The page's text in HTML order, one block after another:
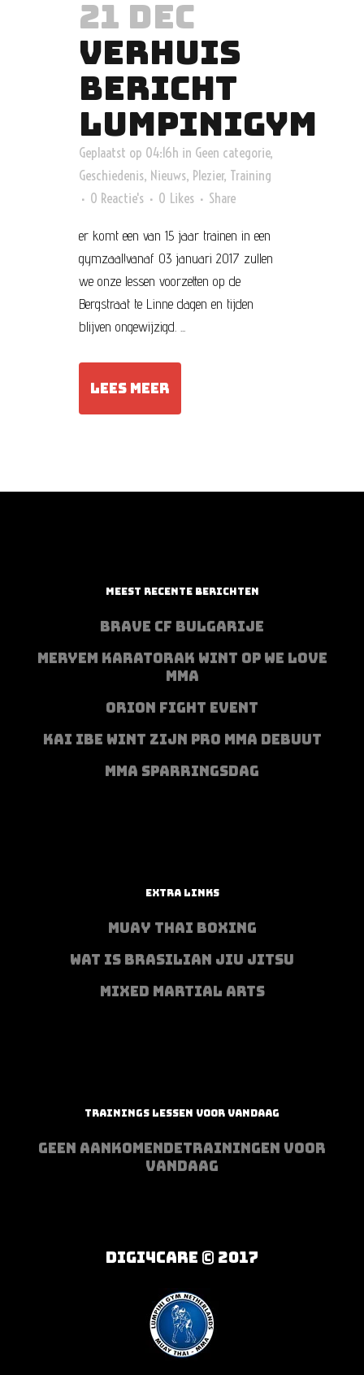
21 DEC
VERHUIS
BERICHT
LUMPINIGYM
Geplaatst op 04:16h in Geen categorie,
Geschiedenis, Nieuws, Plezier, Training
0 Reactie's
0 Likes Share
er komt een van 15 jaar trainen in een
gymzaal!vanaf 03 januari 2017 zullen
we onze lessen voorzetten op de
Bergstraat te Linne dagen en tijden
blijven ongewijzigd. ...
LEES MEER
MEEST RECENTE BERICHTEN
BRAVE CF BULGARIJE
MERYEM KARATORAK WINT OP WE LOVE
MMA
ORION FIGHT EVENT
KAI IBE WINT ZIJN PRO MMA DEBUUT
MMA SPARRINGSDAG
EXTRA LINKS
MUAY THAI BOXING
WAT IS BRASILIAN JIU JITSU
MIXED MARTIAL ARTS
TRAININGS LESSEN VOOR VANDAAG
GEEN AANKOMENDETRAININGEN VOOR
VANDAAG
DIGI4CARE © 2017